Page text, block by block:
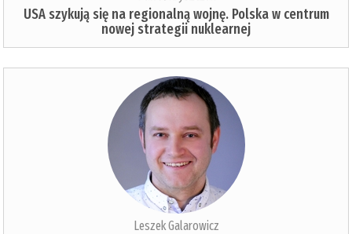
USA szykują się na regionalną wojnę. Polska w centrum
nowej strategii nuklearnej
Leszek Galarowicz